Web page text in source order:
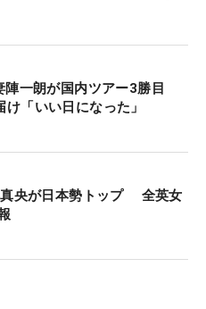
ったが、今大会では初
にあと一歩のところま
て、結果には繋がった
りと準備をして、次の試
」。次戦は来週の「フジ
る。芥屋で得た経験と悔
ンジを果たしたい。
陣一朗が国内ツアー3勝目
「いい日になった」
真央が日本勢トップ 全英女